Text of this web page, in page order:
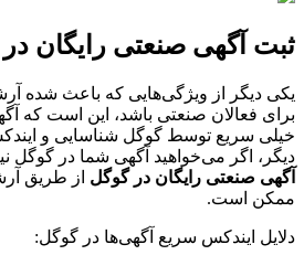
ثبت آگهی صنعتی رایگان
یکی دیگر از ویژگی‌هایی که باعث شده
برای فعالان صنعتی باشد، این است که
خیلی سریع توسط گوگل شناسایی و
دیگر، اگر می‌خواهید آگهی شما در گوگل
آگهی صنعتی رایگان در گوگل از طریق
ممکن است.
دلایل ایندکس سریع آگهی‌ها در گوگل: